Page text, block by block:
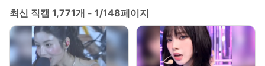
최신 직캠 1,771개 - 1/148페이지